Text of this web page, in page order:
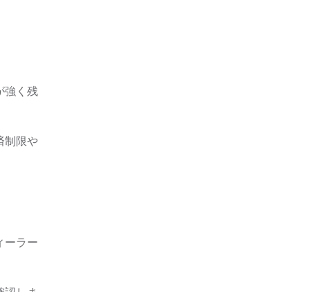
強く残
制限や
ーラー